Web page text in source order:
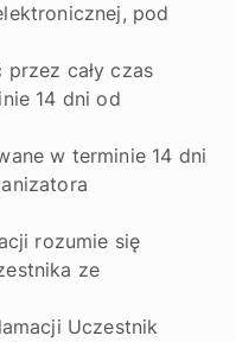
pod
przez cały czas
14 dni od
w terminie 14 dni
rozumie się
ze
Uczestnik